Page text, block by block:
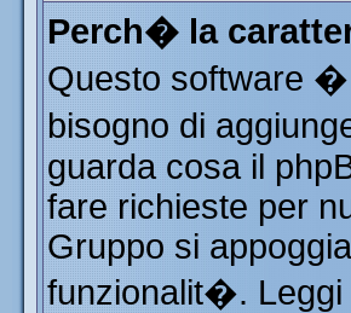
Perch� la
Questo software �
bisogno di
guarda cosa il
fare richieste per
Gruppo si
funzionalit�. Leggi